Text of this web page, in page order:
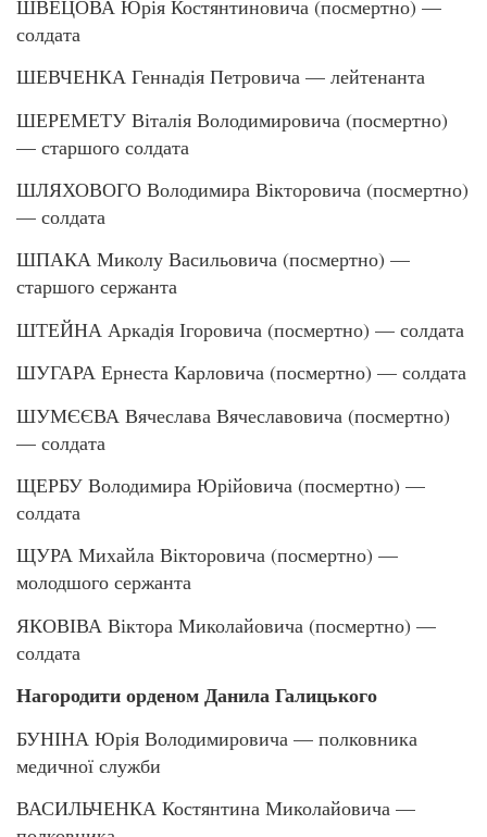
ШВЕЦОВА Юрія Костянтиновича (посмертно) —
солдата
ШЕВЧЕНКА Геннадія Петровича — лейтенанта
ШЕРЕМЕТУ Віталія Володимировича (посмертно)
— старшого солдата
ШЛЯХОВОГО Володимира Вікторовича (посмертно)
— солдата
ШПАКА Миколу Васильовича (посмертно) —
старшого сержанта
ШТЕЙНА Аркадія Ігоровича (посмертно) — солдата
ШУГАРА Ернеста Карловича (посмертно) — солдата
ШУМЄЄВА Вячеслава Вячеславовича (посмертно)
— солдата
ЩЕРБУ Володимира Юрійовича (посмертно) —
солдата
ЩУРА Михайла Вікторовича (посмертно) —
молодшого сержанта
ЯКОВІВА Віктора Миколайовича (посмертно) —
солдата
Нагородити орденом Данила Галицького
БУНІНА Юрія Володимировича — полковника
медичної служби
ВАСИЛЬЧЕНКА Костянтина Миколайовича —